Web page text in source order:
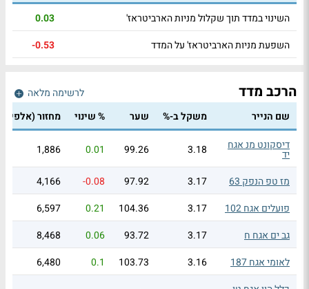
השינוי במדד תוך שקלול מניות הארביטראז'
0.03
השפעת מניות הארביטראז' על המדד
-0.53
הרכב מדד
לרשימה מלאה
שם הנייר
משקל ב-% שער % שינוי מחזור(אלפי
דיסקונט מנ אגח
יד 3.18
99.26
0.01
1,886
מז טפ הנפק 63 3.17
97.92
-0.08
4,166
פועלים אגח 102
3.17
104.36
0.21
6,597
גב ים אגח ח
3.17
93.72
0.06
8,468
לאומי אגח 187
3.16
103.73
0.1
6,480